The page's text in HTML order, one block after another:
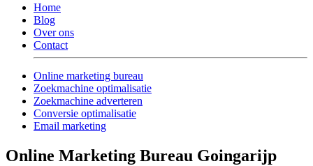
Home
Blog
Over ons
Contact
Online marketing bureau
Zoekmachine optimalisatie
Zoekmachine adverteren
Conversie optimalisatie
Email marketing
Online Marketing Bureau Goingarijp